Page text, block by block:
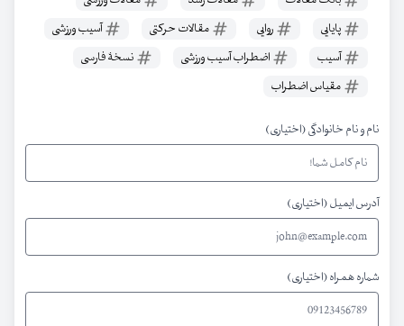
پایایی
روایی مقالات حرکتی
آسیب ورزشی
آسیب
اضطراب آسیب ورزشی
نسخۀ فارسی
مقیاس اضطراب
نام و نام خانوادگی (اختیاری)
آدرس ایمیل (اختیاری)
شماره همراه (اختیاری)